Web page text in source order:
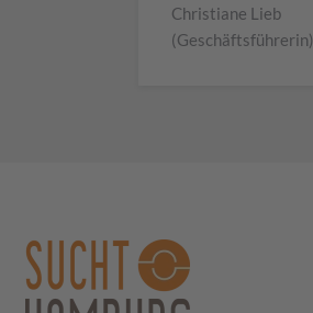
Christiane Lieb
(Geschäftsführerin)